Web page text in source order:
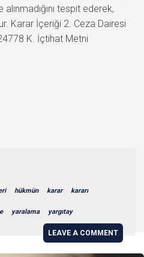
tespit ederek,
Karar İçeriği 2. Ceza Dairesi
K. İçtihat Metni
hükmün karar kararı
yaralama yargıtay
LEAVE A COMMENT